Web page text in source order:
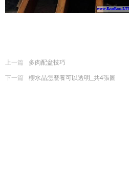
上一篇
多肉配盆技巧
下一篇
櫻水晶怎麼養可以透明_共4張圖